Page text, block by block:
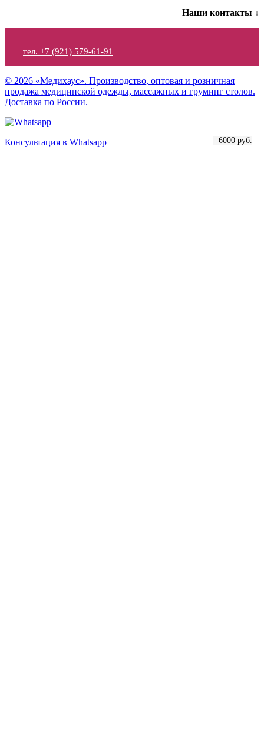
4000 руб.
6000 руб.
Наши контакты ↓
тел. +7 (921) 579-61-91
© 2026 «Медихаус». Производство, оптовая и розничная
продажа медицинской одежды, массажных и груминг столов.
Доставка по России.
Консультация в Whatsapp